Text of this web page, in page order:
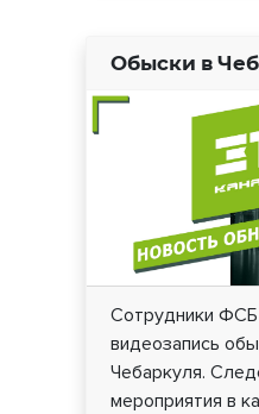
Обыски в
Сотрудники
видеозапись
Чебаркуля.
мероприятия в